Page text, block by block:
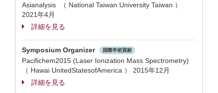
Asianalysis （ National Taiwan University Taiwan ）
2021年4月
詳細を見る
Symposium Organizer 国際学術貢献
Pacifichem2015 (Laser Ionization Mass Spectrometry)
（ Hawai UnitedStatesofAmerica ） 2015年12月
詳細を見る